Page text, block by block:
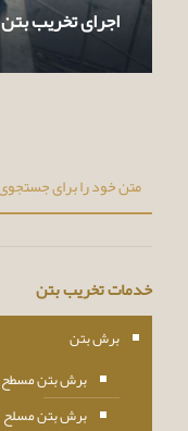
اجرای تخریب بتن
خدمات تخریب بتن
برش بتن
برش بتن مسطح
برش بتن مسلح